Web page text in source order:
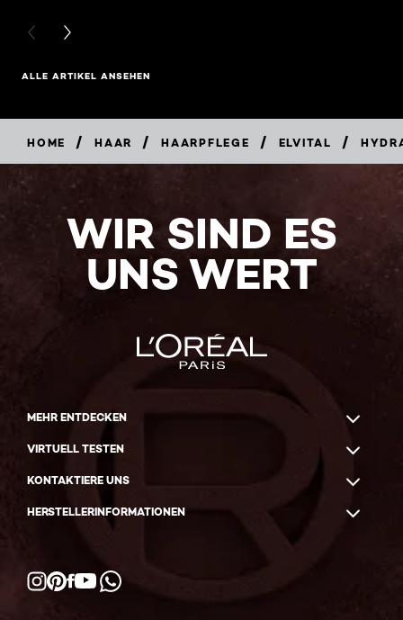
PREVIOUS CARD
NEXT CARD
ALLE ARTIKEL ANSEHEN
HOME / HAAR / HAARPFLEGE / ELVITAL /
WIR SIND ES
UNS WERT
MEHR ENTDECKEN
VIRTUELL TESTEN
KONTAKTIERE UNS
HERSTELLERINFORMATIONEN
Facebook
YouTube